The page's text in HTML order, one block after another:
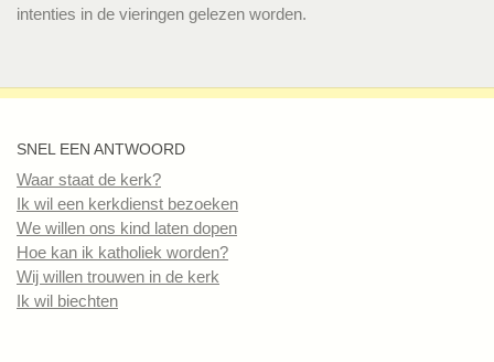
intenties in de vieringen gelezen worden.
SNEL EEN ANTWOORD
Waar staat de kerk?
Ik wil een kerkdienst bezoeken
We willen ons kind laten dopen
Hoe kan ik katholiek worden?
Wij willen trouwen in de kerk
Ik wil biechten